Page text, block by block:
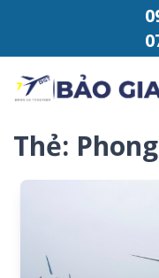
Chuyển đến phần nội
Thẻ: